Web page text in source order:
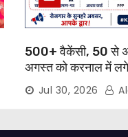
500+ वैकेंसी, 50 से
अगस्त को करनाल में
Jul 30, 2026